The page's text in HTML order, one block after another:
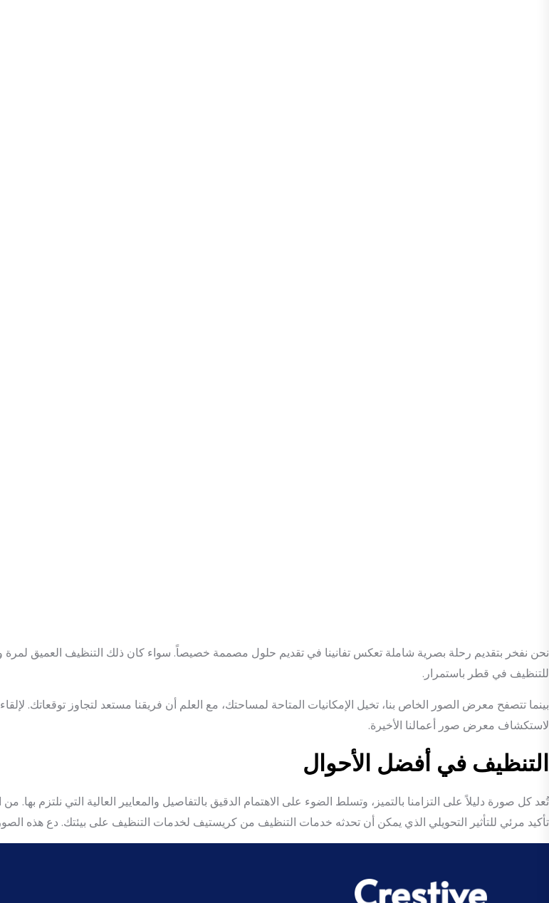
نحن نفخر بتقديم رحلة بصرية شاملة تعكس تفانينا في تقديم حلول مصممة خصيصاً. سواء كان ذلك التنظيف العميق لمرة
للتنظيف في قطر باستمرار.
بينما تتصفح معرض الصور الخاص بنا، تخيل الإمكانيات المتاحة لمساحتك، مع العلم أن فريقنا مستعد لتجاوز توقعاتك.
لاستكشاف معرض صور أعمالنا الأخيرة.
التنظيف في أفضل الأحوال
تُعد كل صورة دليلاً على التزامنا بالتميز، وتسلط الضوء على الاهتمام الدقيق بالتفاصيل والمعايير العالية التي نلتزم
تأكيد مرئي للتأثير التحويلي الذي يمكن أن تحدثه خدمات التنظيف من كريستيف لخدمات التنظيف على بيئتك. دع هذه